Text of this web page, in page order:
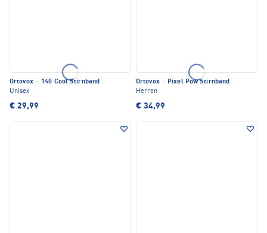
Ortovox · 140 Cool Stirnband
Unisex
€ 29,99
Ortovox · Pixel Pow Stirnband
Herren
€ 34,99